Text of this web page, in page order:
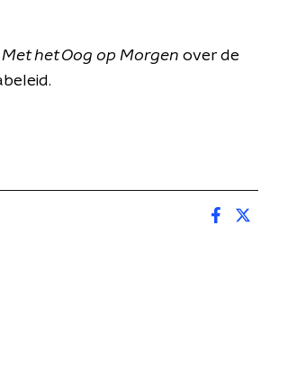
Met het Oog op Morgen over de